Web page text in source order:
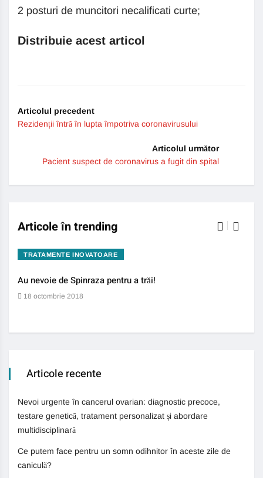
2 posturi de muncitori necalificati curte;
Distribuie acest articol
Articolul precedent
Rezidenții întră în lupta împotriva coronavirusului
Articolul următor
Pacient suspect de coronavirus a fugit din spital
Articole în trending
TRATAMENTE INOVATOARE
Au nevoie de Spinraza pentru a trăi!
18 octombrie 2018
Articole recente
Nevoi urgente în cancerul ovarian: diagnostic precoce,
testare genetică, tratament personalizat și abordare
multidisciplinară
Ce putem face pentru un somn odihnitor în aceste zile de
caniculă?